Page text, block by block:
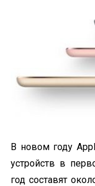
В новом году
устройств в
год составят